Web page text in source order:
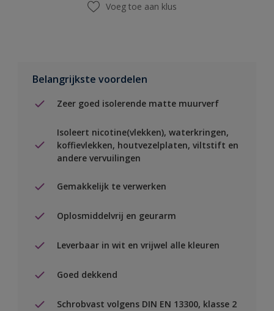
Voeg toe aan klus
Belangrijkste voordelen
Zeer goed isolerende matte muurverf
Isoleert nicotine(vlekken), waterkringen,
koffievlekken, houtvezelplaten, viltstift en
andere vervuilingen
Gemakkelijk te verwerken
Oplosmiddelvrij en geurarm
Leverbaar in wit en vrijwel alle kleuren
Goed dekkend
Schrobvast volgens DIN EN 13300, klasse 2